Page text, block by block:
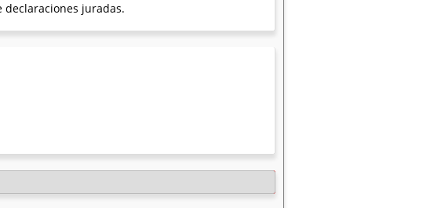
declaraciones juradas.